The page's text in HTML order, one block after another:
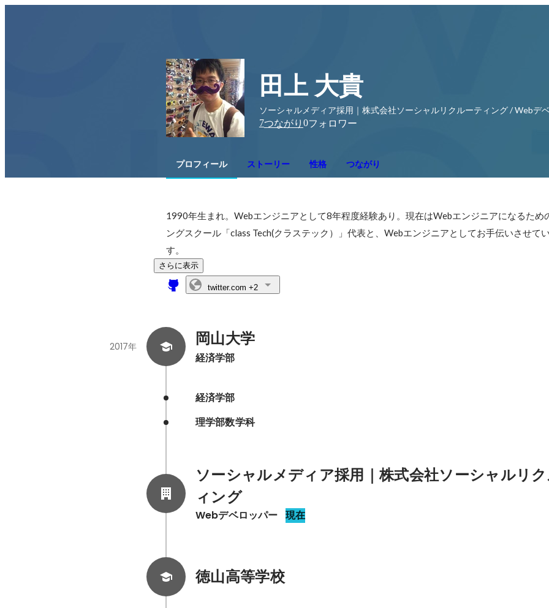
田上 大貴
ソーシャルメディア採用｜株式会社ソーシャルリクルーティング / Webデ
7つながり 0フォロワー
プロフィール ストーリー 性格 つながり
1990年生まれ。Webエンジニアとして8年程度経験あり。現在はWebエンジニアになるため
ングスクール「class Tech(クラステック）」代表と、Webエンジニアとしてお手伝いさせて
す。
さらに表示
twitter.com +2
岡山大学
経済学部
2017年
経済学部
理学部数学科
ソーシャルメディア採用｜株式会社ソーシャルリ
ィング
Webデベロッパー 現在
徳山高等学校